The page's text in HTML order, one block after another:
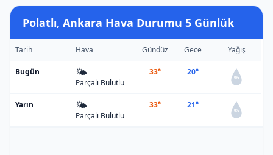
Polatlı, Ankara Hava Durumu 5 Günlük
Tarih Hava Gündüz Gece Yağış
Bugün 🌤️
Parçalı Bulutlu
33° 20°
0%
Yarın 🌤️
Parçalı Bulutlu
33° 21°
0%